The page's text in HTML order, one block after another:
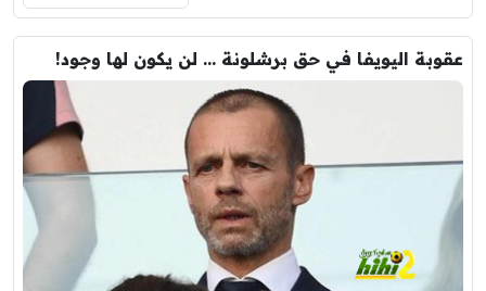
عقوبة اليويفا في حق برشلونة … لن يكون لها وجود!